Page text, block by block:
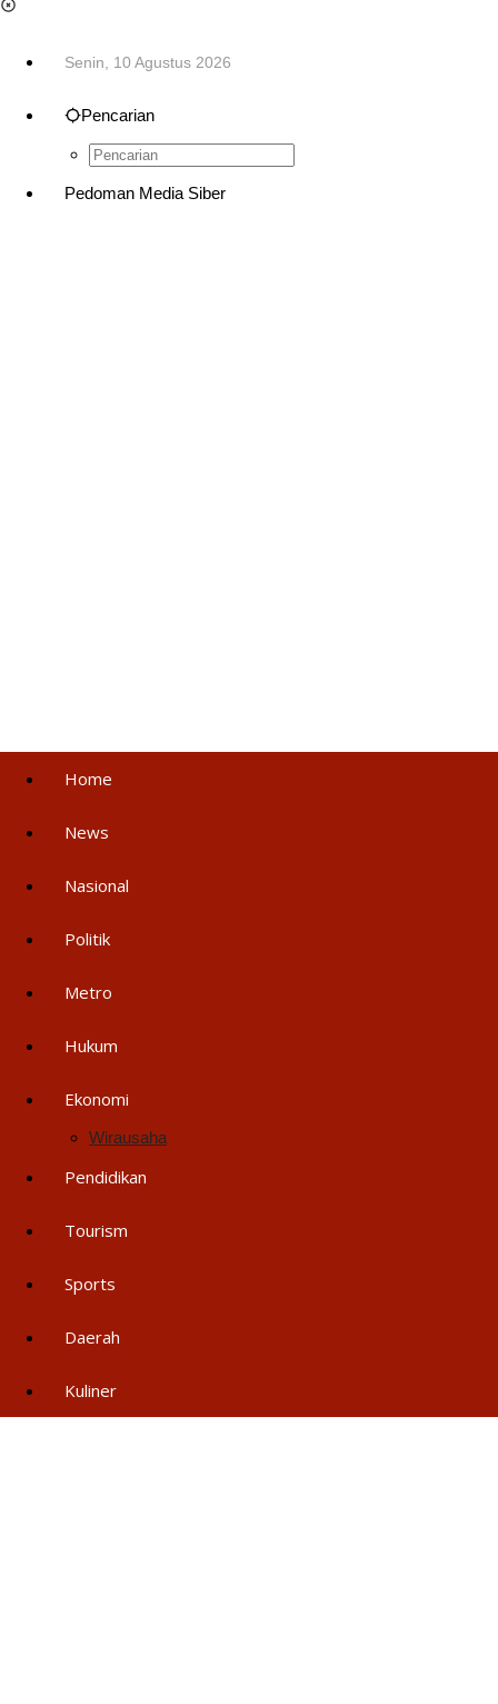
Senin, 10 Agustus 2026
Pencarian
Pedoman Media Siber
Home
News
Nasional
Politik
Metro
Hukum
Ekonomi
Wirausaha
Pendidikan
Tourism
Sports
Daerah
Kuliner